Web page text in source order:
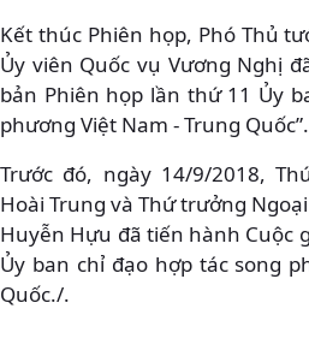
Kết thúc Phiên họp, Phó Thủ
Ủy viên Quốc vụ Vương Nghị
bản Phiên họp lần thứ 11 Ủy
phương Việt Nam - Trung Quốc”.
Trước đó, ngày 14/9/2018,
Hoài Trung và Thứ trưởng
Huyễn Hựu đã tiến hành Cuộc
Ủy ban chỉ đạo hợp tác song
Quốc./.